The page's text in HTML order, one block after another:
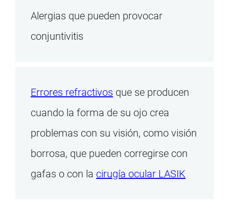
Alergias que pueden provocar
conjuntivitis
Errores refractivos que se producen
cuando la forma de su ojo crea
problemas con su visión, como visión
borrosa, que pueden corregirse con
gafas o con la cirugía ocular LASIK